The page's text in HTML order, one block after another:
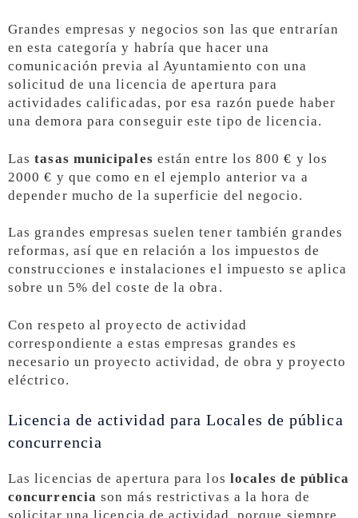
Grandes empresas y negocios son las que entrarían
en esta categoría y habría que hacer una
comunicación previa al Ayuntamiento con una
solicitud de una licencia de apertura para
actividades calificadas, por esa razón puede haber
una demora para conseguir este tipo de licencia.
Lastasas municipales están entre los 800 € y los
2000 € y que como en el ejemplo anterior va a
depender mucho de la superficie del negocio.
Las grandes empresas suelen tener también grandes
reformas, así que en relación a los impuestos de
construcciones e instalaciones el impuesto se aplica
sobre un 5% del coste de la obra.
Con respeto al proyecto de actividad
correspondiente a estas empresas grandes es
necesario un proyecto actividad, de obra y proyecto
eléctrico.
Licencia de actividad para Locales de pública
concurrencia
Las licencias de apertura para los locales de pública
concurrencia son más restrictivas a la hora de